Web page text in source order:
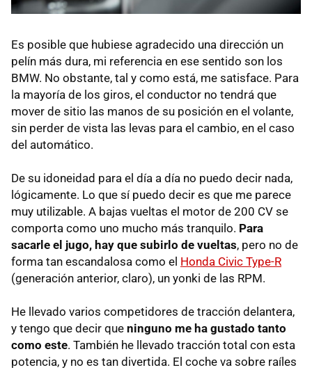
Es posible que hubiese agradecido una dirección un
pelín más dura, mi referencia en ese sentido son los
BMW. No obstante, tal y como está, me satisface. Para
la mayoría de los giros, el conductor no tendrá que
mover de sitio las manos de su posición en el volante,
sin perder de vista las levas para el cambio, en el caso
del automático.
De su idoneidad para el día a día no puedo decir nada,
lógicamente. Lo que sí puedo decir es que me parece
muy utilizable. A bajas vueltas el motor de 200 CV se
comporta como uno mucho más tranquilo. Para
sacarle el jugo, hay que subirlo de vueltas, pero no de
forma tan escandalosa como el Honda Civic Type-R
(generación anterior, claro), un yonki de las RPM.
He llevado varios competidores de tracción delantera,
y tengo que decir que ninguno me ha gustado tanto
como este. También he llevado tracción total con esta
potencia, y no es tan divertida. El coche va sobre raíles